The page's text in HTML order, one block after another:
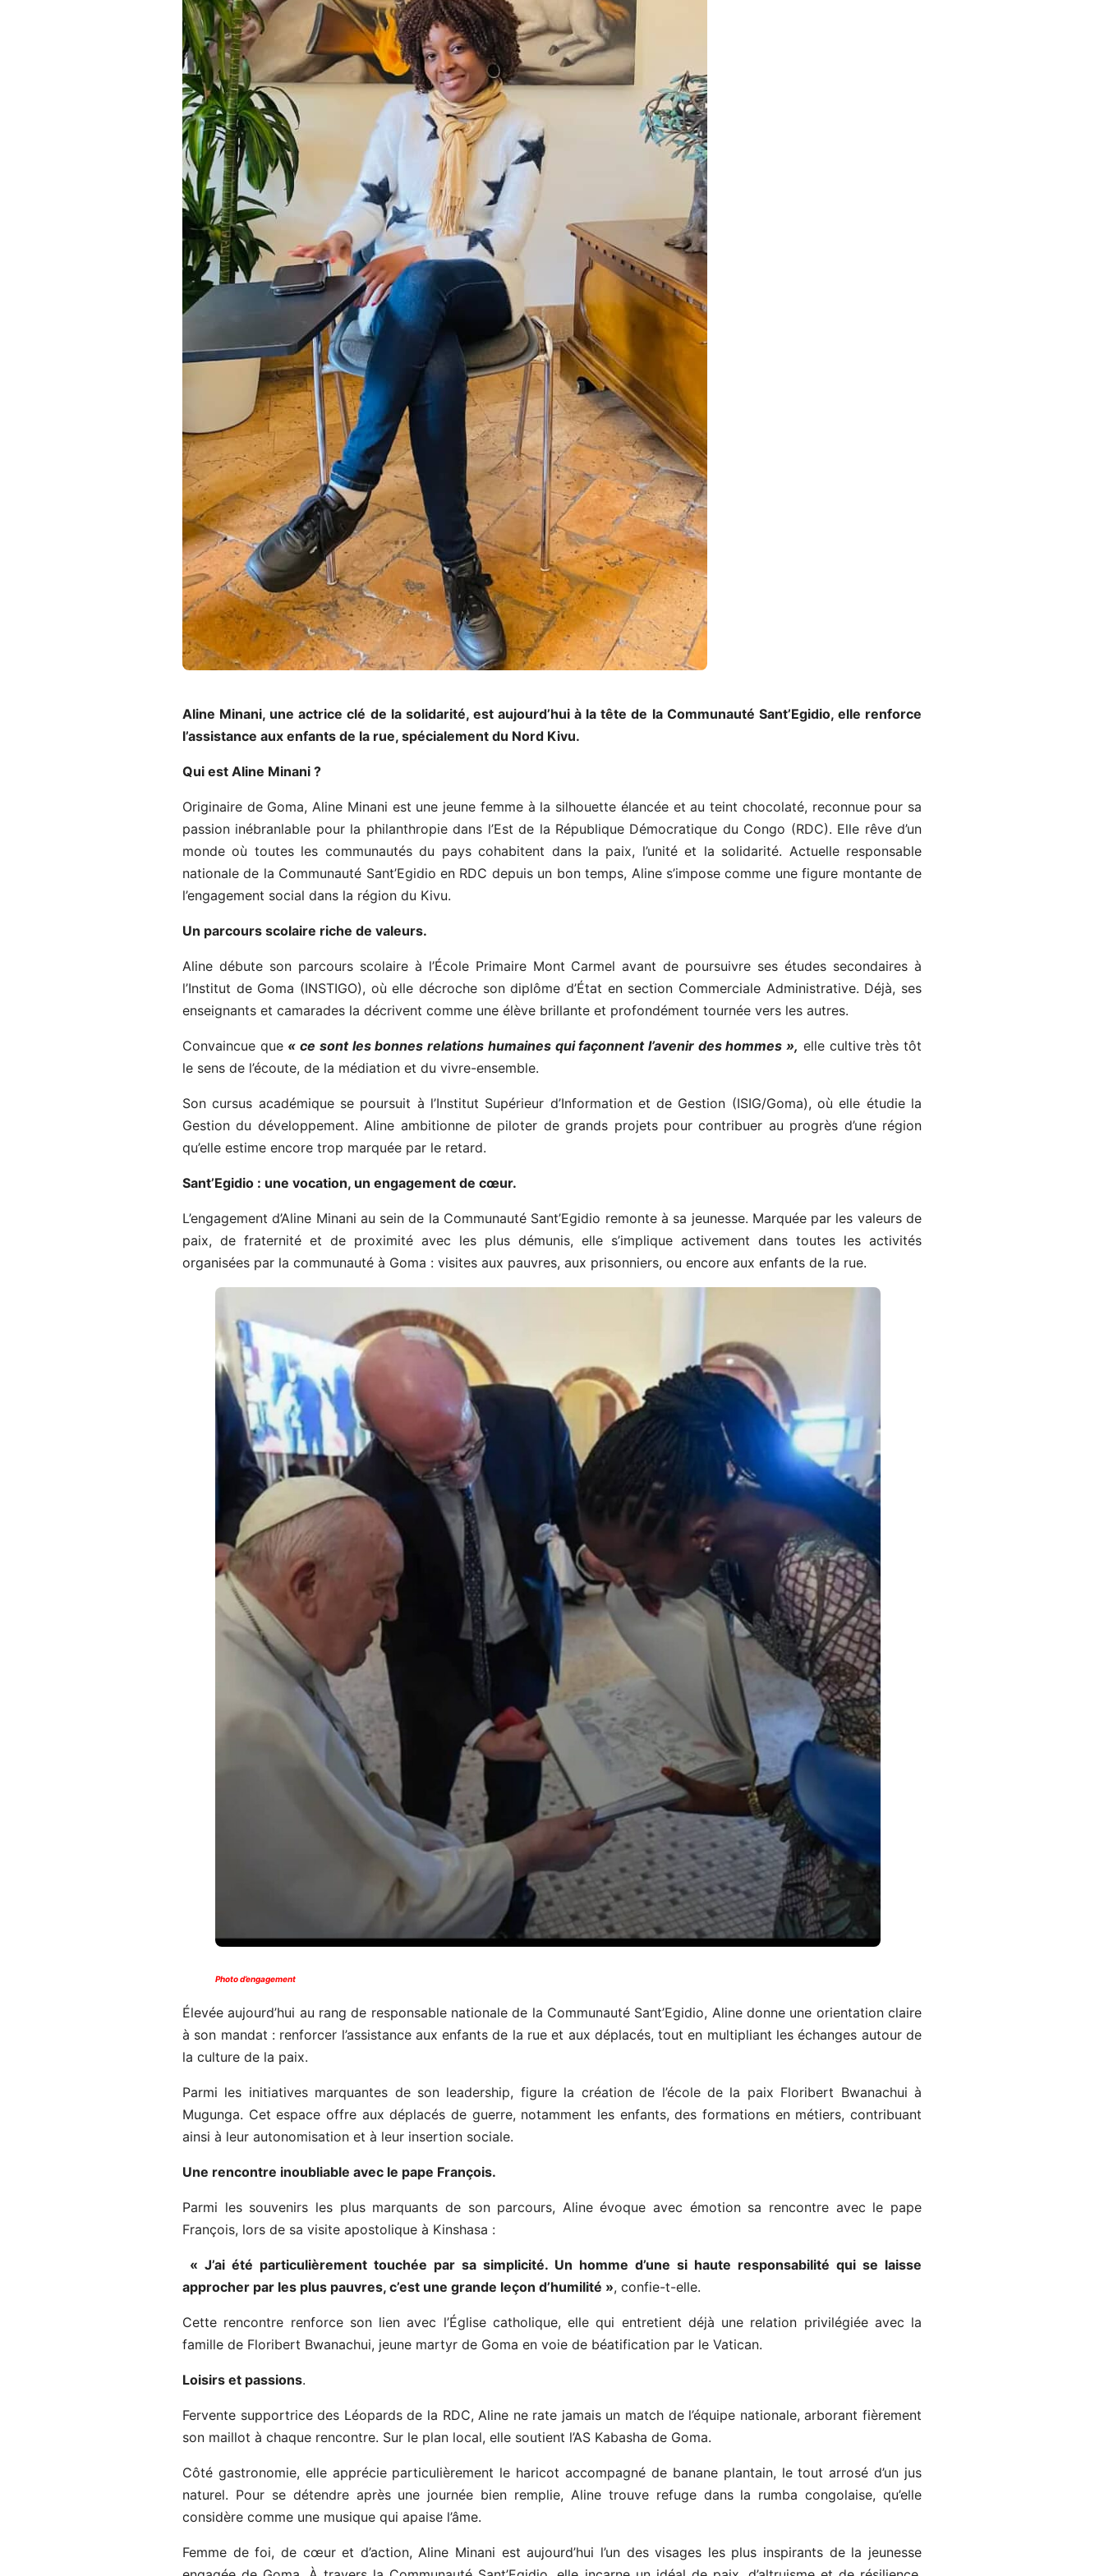
Aline Minani, une actrice clé de la solidarité, est aujourd’hui à la tête de la Communauté Sant’Egidio, elle renforce
l’assistance aux enfants de la rue, spécialement du Nord Kivu.
Qui est Aline Minani ?
Originaire de Goma, Aline Minani est une jeune femme à la silhouette élancée et au teint chocolaté, reconnue pour sa
passion inébranlable pour la philanthropie dans l’Est de la République Démocratique du Congo (RDC). Elle rêve d’un
monde où toutes les communautés du pays cohabitent dans la paix, l’unité et la solidarité. Actuelle responsable
nationale de la Communauté Sant’Egidio en RDC depuis un bon temps, Aline s’impose comme une figure montante de
l’engagement social dans la région du Kivu.
Un parcours scolaire riche de valeurs.
Aline débute son parcours scolaire à l’École Primaire Mont Carmel avant de poursuivre ses études secondaires à
l’Institut de Goma (INSTIGO), où elle décroche son diplôme d’État en section Commerciale Administrative. Déjà, ses
enseignants et camarades la décrivent comme une élève brillante et profondément tournée vers les autres.
Convaincue que « ce sont les bonnes relations humaines qui façonnent l’avenir des hommes », elle cultive très tôt
le sens de l’écoute, de la médiation et du vivre-ensemble.
Son cursus académique se poursuit à l’Institut Supérieur d’Information et de Gestion (ISIG/Goma), où elle étudie la
Gestion du développement. Aline ambitionne de piloter de grands projets pour contribuer au progrès d’une région
qu’elle estime encore trop marquée par le retard.
Sant’Egidio : une vocation, un engagement de cœur.
L’engagement d’Aline Minani au sein de la Communauté Sant’Egidio remonte à sa jeunesse. Marquée par les valeurs de
paix, de fraternité et de proximité avec les plus démunis, elle s’implique activement dans toutes les activités
organisées par la communauté à Goma : visites aux pauvres, aux prisonniers, ou encore aux enfants de la rue.
Photo d’engagement
Élevée aujourd’hui au rang de responsable nationale de la Communauté Sant’Egidio, Aline donne une orientation claire
à son mandat : renforcer l’assistance aux enfants de la rue et aux déplacés, tout en multipliant les échanges autour de
la culture de la paix.
Parmi les initiatives marquantes de son leadership, figure la création de l’école de la paix Floribert Bwanachui à
Mugunga. Cet espace offre aux déplacés de guerre, notamment les enfants, des formations en métiers, contribuant
ainsi à leur autonomisation et à leur insertion sociale.
Une rencontre inoubliable avec le pape François.
Parmi les souvenirs les plus marquants de son parcours, Aline évoque avec émotion sa rencontre avec le pape
François, lors de sa visite apostolique à Kinshasa :
« J’ai été particulièrement touchée par sa simplicité. Un homme d’une si haute responsabilité qui se laisse
approcher par les plus pauvres, c’est une grande leçon d’humilité », confie-t-elle.
Cette rencontre renforce son lien avec l’Église catholique, elle qui entretient déjà une relation privilégiée avec la
famille de Floribert Bwanachui, jeune martyr de Goma en voie de béatification par le Vatican.
Loisirs et passions.
Fervente supportrice des Léopards de la RDC, Aline ne rate jamais un match de l’équipe nationale, arborant fièrement
son maillot à chaque rencontre. Sur le plan local, elle soutient l’AS Kabasha de Goma.
Côté gastronomie, elle apprécie particulièrement le haricot accompagné de banane plantain, le tout arrosé d’un jus
naturel. Pour se détendre après une journée bien remplie, Aline trouve refuge dans la rumba congolaise, qu’elle
considère comme une musique qui apaise l’âme.
Femme de foi, de cœur et d’action, Aline Minani est aujourd’hui l’un des visages les plus inspirants de la jeunesse